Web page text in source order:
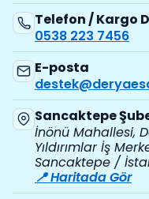
Telefon / Kargo
0538 223 7456
E-posta
Sancaktepe
İnönü Mahallesi,
Yıldırımlar İş
Sancaktepe /
📍 Haritada Gör